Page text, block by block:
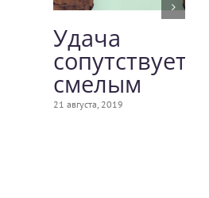
Удача
сопутствует
смелым
21 августа, 2019